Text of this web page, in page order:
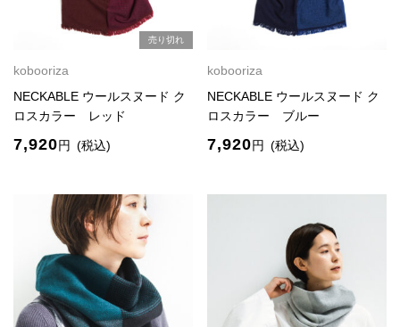
kobooriza
売り切れ
NECKABLE ウールスヌード ク
ロスカラー レッド
7,920円 (税込)
kobooriza
NECKABLE ウールスヌード ク
ロスカラー ブルー
7,920円 (税込)